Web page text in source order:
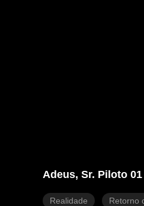
Adeus, Sr. Piloto 01
Realidade Retorno